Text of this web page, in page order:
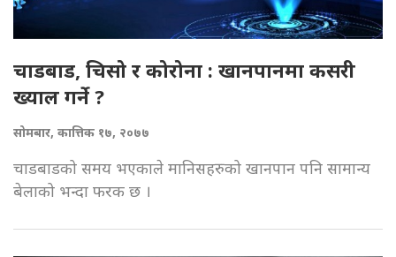
चाडबाड, चिसो र कोरोना : खानपानमा कसरी
ख्याल गर्ने ?
सोमबार, कात्तिक १७, २०७७
चाडबाडको समय भएकाले मानिसहरुको खानपान पनि सामान्य
बेलाको भन्दा फरक छ ।